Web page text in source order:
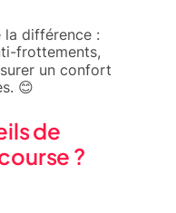
la différence :
frottements,
un confort
😊
de
?